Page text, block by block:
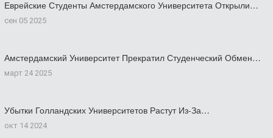
Еврейские Студенты Амстердамского Университета Открыли…
сен 05 2025
Амстердамский Университет Прекратил Студенческий Обмен…
март 24 2025
Убытки Голландских Университетов Растут Из-За…
окт 14 2024